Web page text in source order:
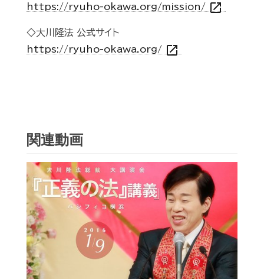
https://ryuho-okawa.org/mission/ open_in_new
◇大川隆法 公式サイト
https://ryuho-okawa.org/ open_in_new
関連動画